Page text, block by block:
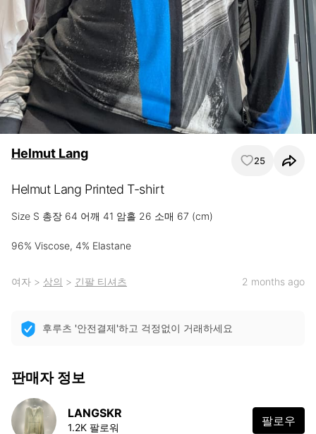
Helmut Lang 25
Helmut Lang Printed T-shirt
Size S 총장 64 어깨 41 암홀 26 소매 67 (cm)
96% Viscose, 4% Elastane
여자 > 상의 > 긴팔 티셔츠 2 months ago
후루츠 '안전결제'하고 걱정없이 거래하세요
판매자 정보
LANGSKR
1.2K 팔로워 팔로우